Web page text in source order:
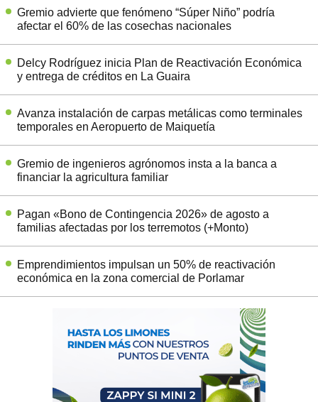
Gremio advierte que fenómeno “Súper Niño” podría
afectar el 60% de las cosechas nacionales
Delcy Rodríguez inicia Plan de Reactivación Económica
y entrega de créditos en La Guaira
Avanza instalación de carpas metálicas como terminales
temporales en Aeropuerto de Maiquetía
Gremio de ingenieros agrónomos insta a la banca a
financiar la agricultura familiar
Pagan «Bono de Contingencia 2026» de agosto a
familias afectadas por los terremotos (+Monto)
Emprendimientos impulsan un 50% de reactivación
económica en la zona comercial de Porlamar